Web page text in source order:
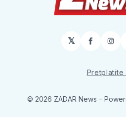
𝕏
Pretplatite
© 2026 ZADAR News –